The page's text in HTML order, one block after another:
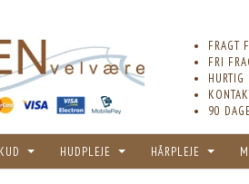
FRAGT
FRI
HURTIG
90
HUDPLEJE HÅRPLEJE